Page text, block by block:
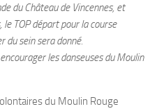
du Château de Vincennes, et
TOP départ pour la course
du sein sera donné.
les danseuses du Moulin
du Moulin Rouge